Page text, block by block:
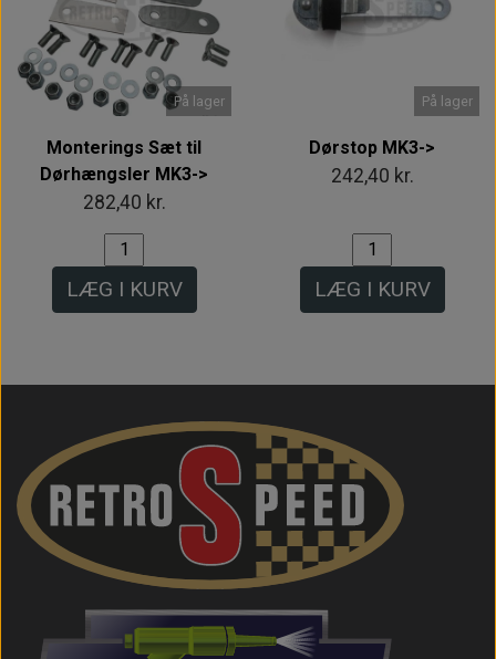
På lager
Monterings Sæt til
Dørhængsler MK3->
282,40 kr.
LÆG I KURV
På lager
Dørstop MK3->
242,40 kr.
LÆG I KURV